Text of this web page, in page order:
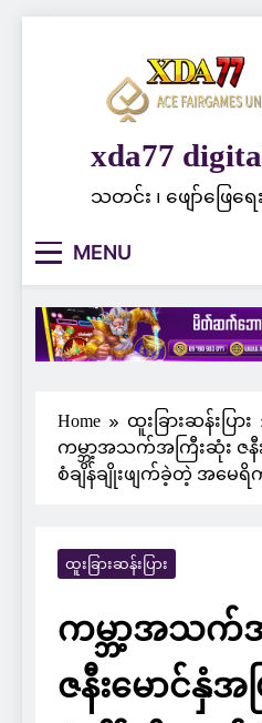
xda77
သတင်း ၊ ဖျော်ဖြေရ
MENU
Home
ထူးခြားဆန်းပြား
ကမ္ဘာ့အသက်အကြီးဆုံး ဇနီး
စံချိန်ချိုးဖျက်ခဲ့တဲ့ အမေ
ထူးခြားဆန်းပြား
ကမ္ဘာ့အသက်
ဇနီးမောင်နှံအ